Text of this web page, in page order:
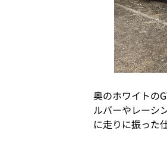
奥のホワイトの
ルバーやレーシ
に走りに振った